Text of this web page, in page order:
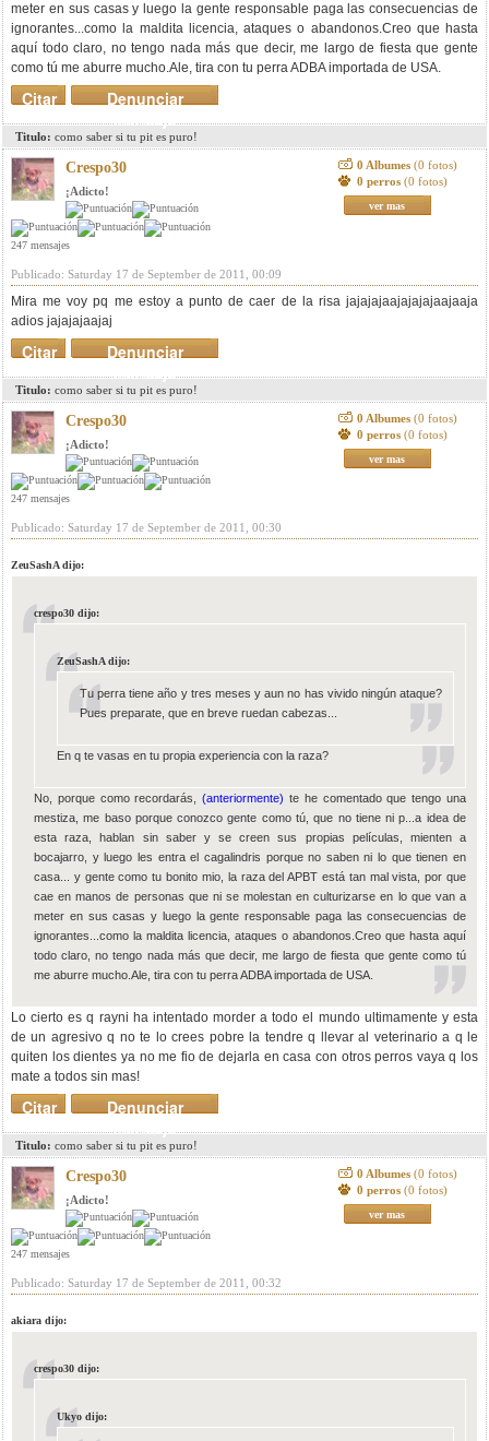
meter en sus casas y luego la gente responsable paga las consecuencias de
ignorantes...como la maldita licencia, ataques o abandonos.Creo que hasta
aquí todo claro, no tengo nada más que decir, me largo de fiesta que gente
como tú me aburre mucho.Ale, tira con tu perra ADBA importada de USA.
Denunciar
mensaje
Citar
Titulo: como saber si tu pit es puro!
Crespo30
¡Adicto!
247 mensajes
0 Albumes (0 fotos)
0 perros (0 fotos)
ver mas
Publicado: Saturday 17 de September de 2011, 00:09
Mira me voy pq me estoy a punto de caer de la risa jajajajaajajajajaajaaja
adios jajajajaajaj
Denunciar
mensaje
Citar
Titulo: como saber si tu pit es puro!
Crespo30
¡Adicto!
247 mensajes
0 Albumes (0 fotos)
0 perros (0 fotos)
ver mas
Publicado: Saturday 17 de September de 2011, 00:30
ZeuSashA dijo:
crespo30 dijo:
ZeuSashA dijo:
Tu perra tiene año y tres meses y aun no has vivido ningún ataque?
Pues preparate, que en breve ruedan cabezas...
En q te vasas en tu propia experiencia con la raza?
No, porque como recordarás,(anteriormente) te he comentado que tengo una
mestiza, me baso porque conozco gente como tú, que no tiene ni p...a idea de
esta raza, hablan sin saber y se creen sus propias películas, mienten a
bocajarro, y luego les entra el cagalindris porque no saben ni lo que tienen en
casa... y gente como tu bonito mio, la raza del APBT está tan mal vista, por que
cae en manos de personas que ni se molestan en culturizarse en lo que van a
meter en sus casas y luego la gente responsable paga las consecuencias de
ignorantes...como la maldita licencia, ataques o abandonos.Creo que hasta aquí
todo claro, no tengo nada más que decir, me largo de fiesta que gente como tú
me aburre mucho.Ale, tira con tu perra ADBA importada de USA.
Lo cierto es q rayni ha intentado morder a todo el mundo ultimamente y esta
de un agresivo q no te lo crees pobre la tendre q llevar al veterinario a q le
quiten los dientes ya no me fio de dejarla en casa con otros perros vaya q los
mate a todos sin mas!
Denunciar
mensaje
Citar
Titulo: como saber si tu pit es puro!
Crespo30
¡Adicto!
247 mensajes
0 Albumes (0 fotos)
0 perros (0 fotos)
ver mas
Publicado: Saturday 17 de September de 2011, 00:32
akiara dijo:
crespo30 dijo:
Ukyo dijo: